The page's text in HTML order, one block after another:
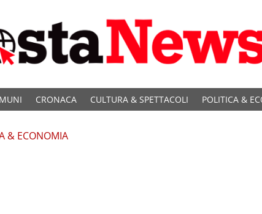
CRONACA CULTURA & SPETTACOLI POLITICA &
& ECONOMIA